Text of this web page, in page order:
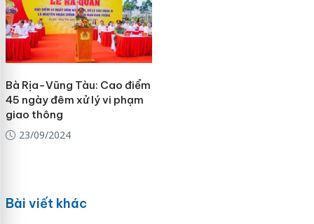
Bà Rịa-Vũng Tàu: Cao điểm
45 ngày đêm xử lý vi phạm
giao thông
23/09/2024
Bài viết khác